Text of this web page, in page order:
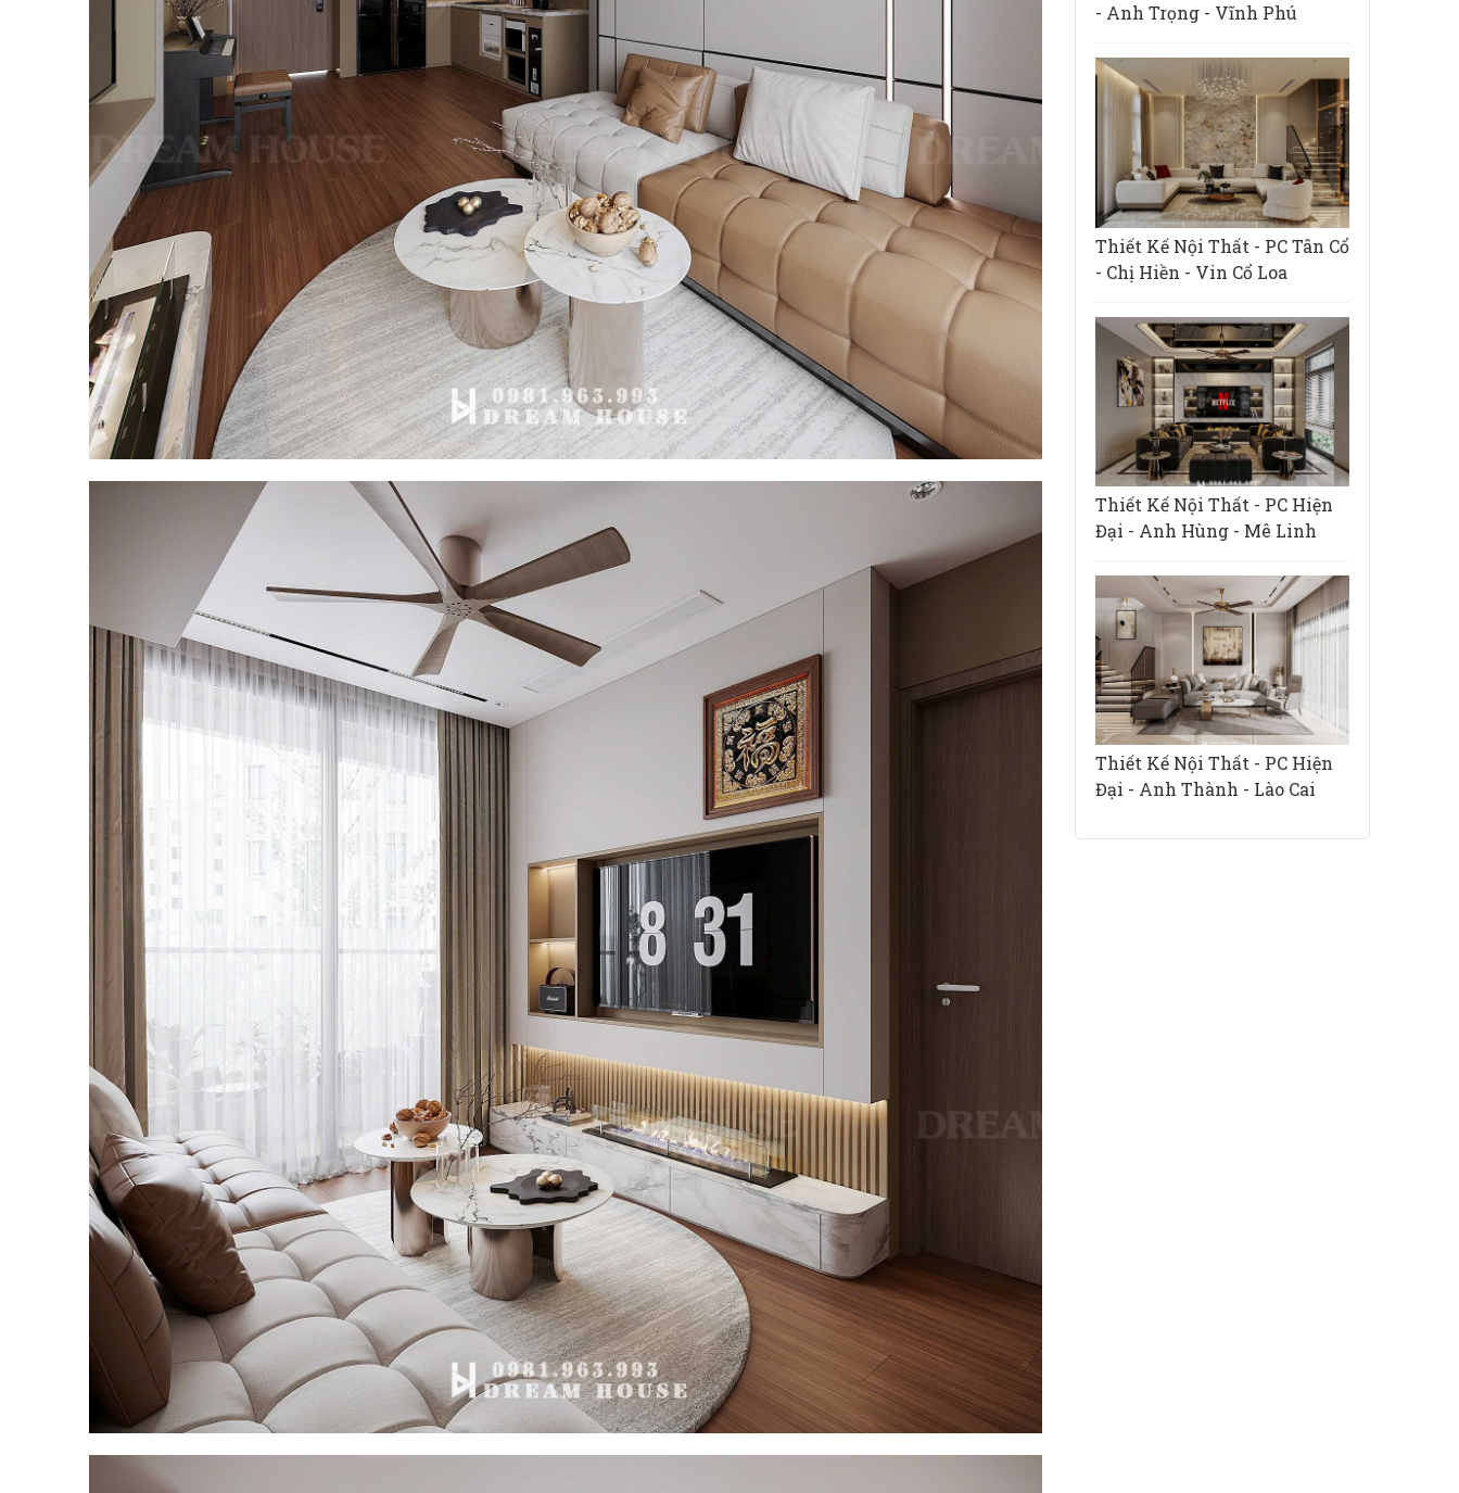
- Anh Trọng - Vĩnh Phú
Thiết Kế Nội Thất - PC Tân Cổ
- Chị Hiền - Vin Cổ Loa
Thiết Kế Nội Thất - PC Hiện
Đại - Anh Hùng - Mê Linh
Thiết Kế Nội Thất - PC Hiện
Đại - Anh Thành - Lào Cai